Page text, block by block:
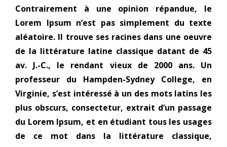
Contrairement à une opinion répandue, le
Lorem Ipsum n’est pas simplement du texte
aléatoire. Il trouve ses racines dans une oeuvre
de la littérature latine classique datant de 45
av. J.-C., le rendant vieux de 2000 ans. Un
professeur du Hampden-Sydney College, en
Virginie, s’est intéressé à un des mots latins les
plus obscurs, consectetur, extrait d’un passage
du Lorem Ipsum, et en étudiant tous les usages
de ce mot dans la littérature classique,